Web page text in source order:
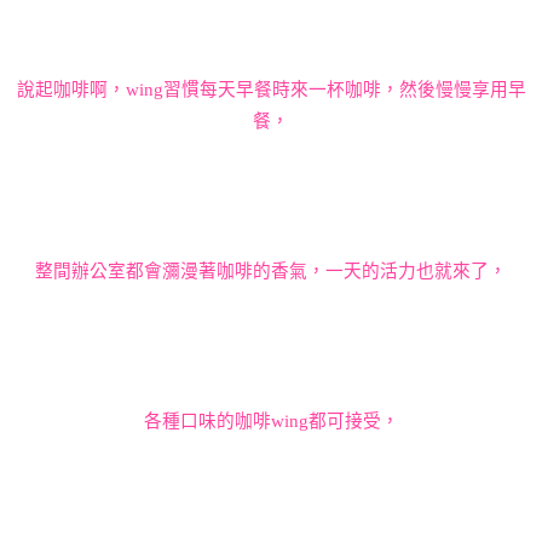
說起咖啡啊， wing習慣每天早餐時來一杯咖啡，然後慢慢享用早
餐，
整間辦公室都會瀰漫著咖啡的香氣，一天的活力也就來了，
各種口味的咖啡wing都可接受，